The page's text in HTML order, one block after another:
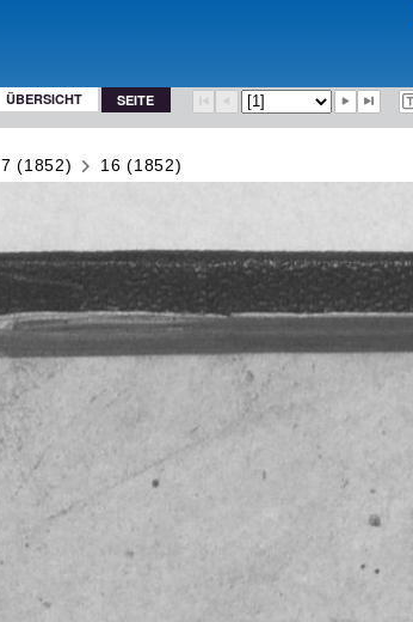
ÜBERSICHT SEITE
7 (1852) 16 (1852)